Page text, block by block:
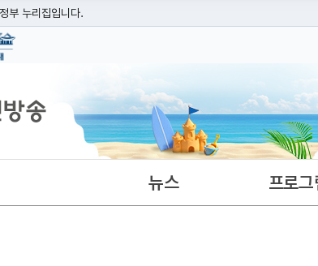
부 누리집입니다.
주소를 사용하고 있다면 아래 URL에서 도메인 주소를 확인해 보세요
뉴스 프로그